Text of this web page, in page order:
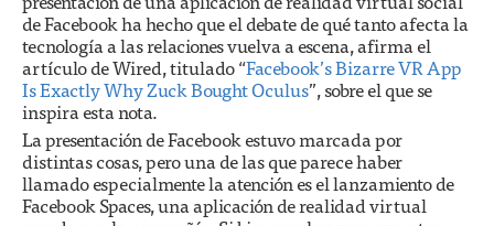
de Facebook ha hecho que el debate de qué tanto afecta la
tecnología a las relaciones vuelva a escena, afirma el
artículo de Wired, titulado “Facebook’s Bizarre VR App
Is Exactly Why Zuck Bought Oculus”, sobre el que se
inspira esta nota.
La presentación de Facebook estuvo marcada por
distintas cosas, pero una de las que parece haber
llamado especialmente la atención es el lanzamiento de
Facebook Spaces, una aplicación de realidad virtual